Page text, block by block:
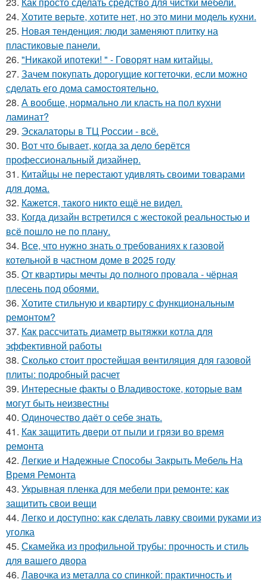
24. Хотите верьте, хотите нет, но это мини модель кухни.
25. Новая тенденция: люди заменяют плитку на
пластиковые панели.
26. "Никакой ипотеки! " - Говорят нам китайцы.
27. Зачем покупать дорогущие когтеточки, если можно
сделать его дома самостоятельно.
28. А вообще, нормально ли класть на пол кухни
ламинат?
29. Эскалаторы в ТЦ России - всё.
30. Вот что бывает, когда за дело берётся
профессиональный дизайнер.
31. Китайцы не перестают удивлять своими товарами
для дома.
32. Кажется, такого никто ещё не видел.
33. Когда дизайн встретился с жестокой реальностью и
всё пошло не по плану.
34. Все, что нужно знать о требованиях к газовой
котельной в частном доме в 2025 году
35. От квартиры мечты до полного провала - чёрная
плесень под обоями.
36. Хотите стильную и квартиру с функциональным
ремонтом?
37. Как рассчитать диаметр вытяжки котла для
эффективной работы
38. Сколько стоит простейшая вентиляция для газовой
плиты: подробный расчет
39. Интересные факты о Владивостоке, которые вам
могут быть неизвестны
40. Одиночество даёт о себе знать.
41. Как защитить двери от пыли и грязи во время
ремонта
42. Легкие и Надежные Способы Закрыть Мебель На
Время Ремонта
43. Укрывная пленка для мебели при ремонте: как
защитить свои вещи
44. Легко и доступно: как сделать лавку своими руками из
уголка
45. Скамейка из профильной трубы: прочность и стиль
для вашего двора
46. Лавочка из металла со спинкой: практичность и